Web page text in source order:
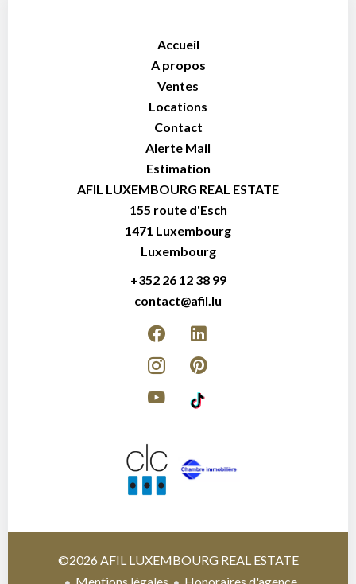
Accueil
A propos
Ventes
Locations
Contact
Alerte Mail
Estimation
AFIL LUXEMBOURG REAL ESTATE
155 route d'Esch
1471 Luxembourg
Luxembourg
+352 26 12 38 99
contact@afil.lu
©2026 AFIL LUXEMBOURG REAL ESTATE